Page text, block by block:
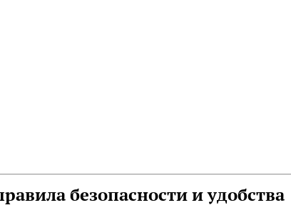
безопасности и удобства